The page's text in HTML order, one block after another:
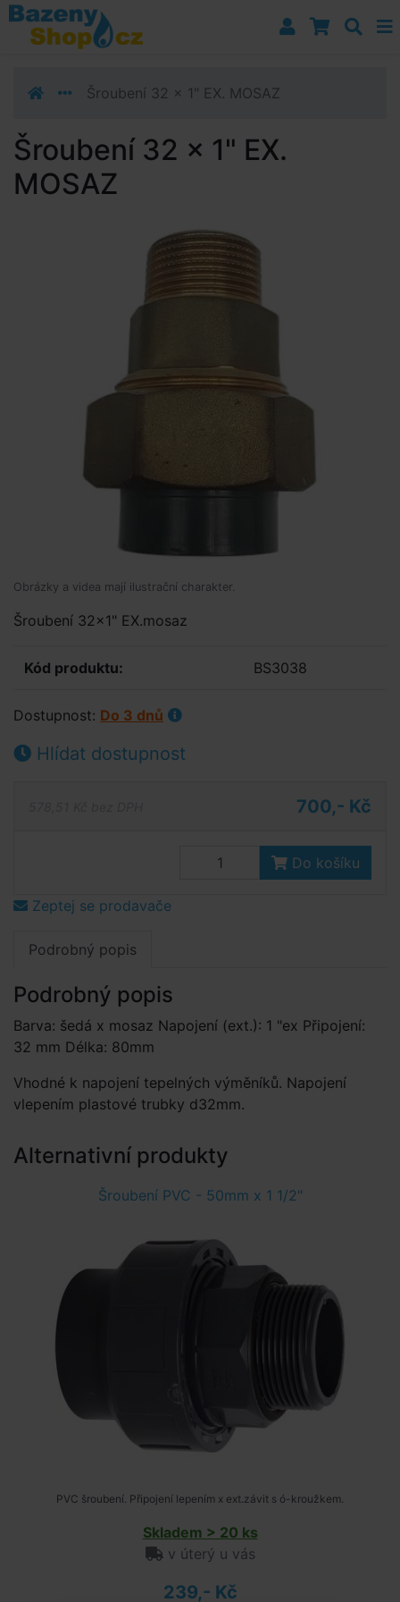
Přejít k navigaci
Přejít na obsah
Přejít k postrannímu sloupci
Šroubení 32 x 1" EX. MOSAZ
Šroubení 32 x 1" EX.
MOSAZ
Obrázky a videa mají ilustrační charakter.
Šroubení 32x1" EX.mosaz
Kód produktu: BS3038
Dostupnost: Do 3 dnů
Hlídat dostupnost
700,- Kč
Do košíku
Zeptej se prodavače
Podrobný popis
Podrobný popis
Barva: šedá x mosaz Napojení (ext.): 1 "ex Připojení:
32 mm Délka: 80mm
Vhodné k napojení tepelných výměníků. Napojení
vlepením plastové trubky d32mm.
Alternativní produkty
Šroubení PVC - 50mm x 1 1/2"
PVC šroubení. Připojení lepením x ext.závit s ó-kroužkem.
Skladem > 20 ks
v úterý u vás
239,- Kč